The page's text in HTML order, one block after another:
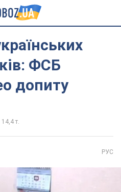
ФСБ
допиту
14,4 т.
РУС